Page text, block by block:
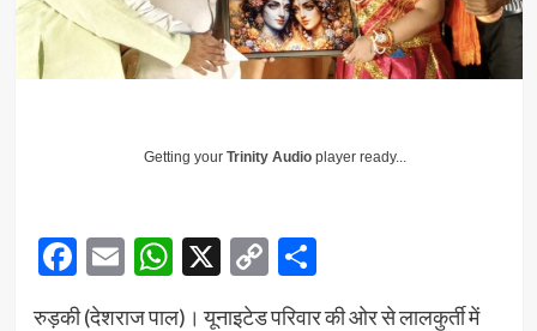
Getting your Trinity Audioplayer ready...
Facebook
EmailWhatsApp
X Copy
Link
Share
रुड़की (देशराज पाल)। यूनाइटेड परिवार की ओर से लालकुर्ती में